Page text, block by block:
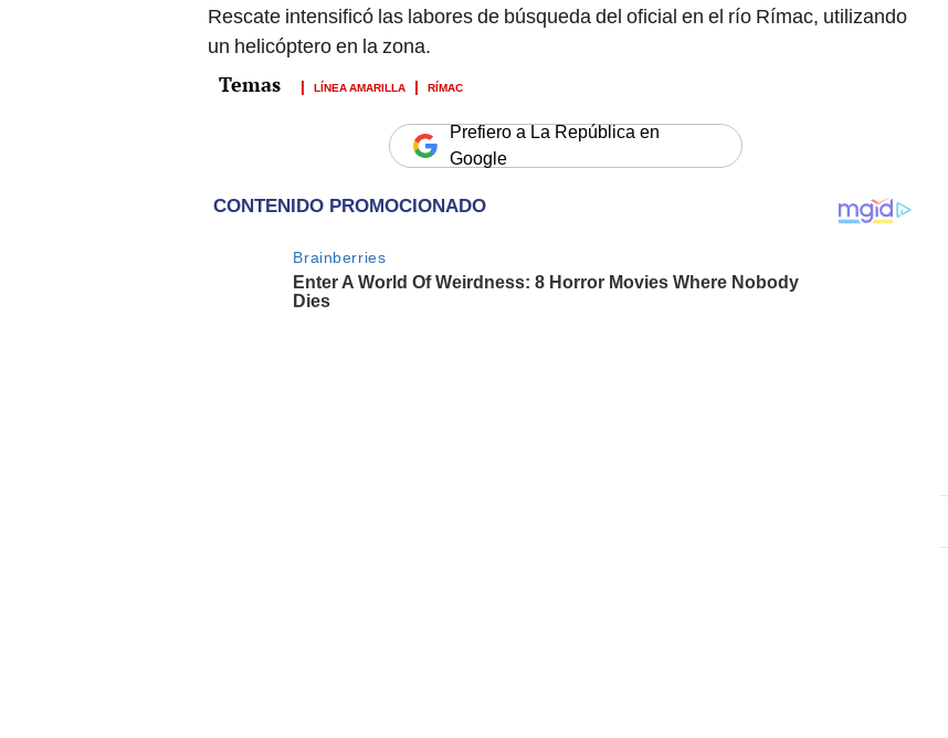
Rescate intensificó las labores de búsqueda del oficial en el río Rímac, utilizando
un helicóptero en la zona.
LÍNEA AMARILLA RÍMAC
Prefiero a La República en
Google